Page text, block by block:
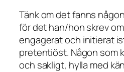
Tänk om det fanns
för det han/hon skrev
engagerat och initierat
pretentiöst. Någon som
och sakligt, hylla med